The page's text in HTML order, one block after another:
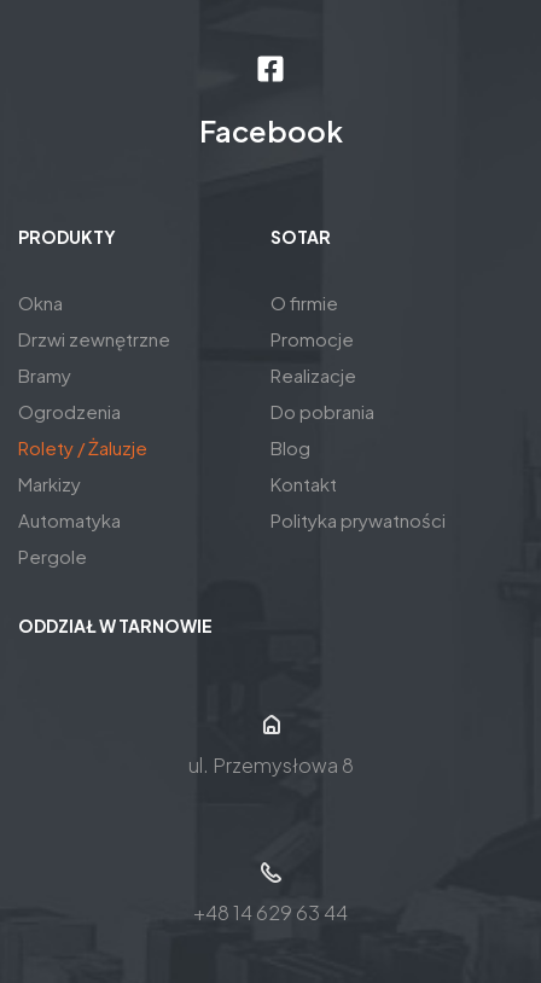
Facebook
PRODUKTY
Okna
Drzwi zewnętrzne
Bramy
Ogrodzenia
Rolety / Żaluzje
Markizy
Automatyka
Pergole
SOTAR
O firmie
Promocje
Realizacje
Do pobrania
Blog
Kontakt
Polityka prywatności
ODDZIAŁ W TARNOWIE
ul. Przemysłowa 8
+48 14 629 63 44